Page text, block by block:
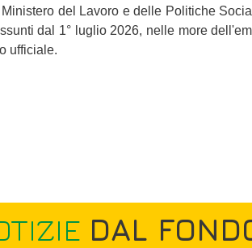
del Lavoro e delle Politiche
dal 1° luglio 2026, nelle more
ufficiale.
DAL